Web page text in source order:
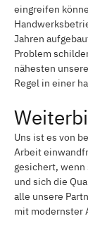
eingreifen
Jahren
Problem
nähesten
Regel in einer
Uns ist es von
Arbeit
gesichert,
und sich die
alle unsere
mit modernster